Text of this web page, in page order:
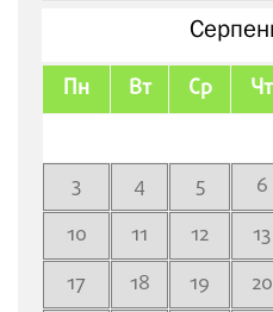
Пн Вт Ср Чт
3
4 5 6
10
11 12 13
17
18 19 20